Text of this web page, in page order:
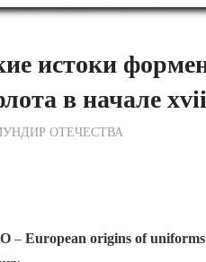
истоки
в начале
по Редакции
ОТЕЧЕСТВА
–European origins of